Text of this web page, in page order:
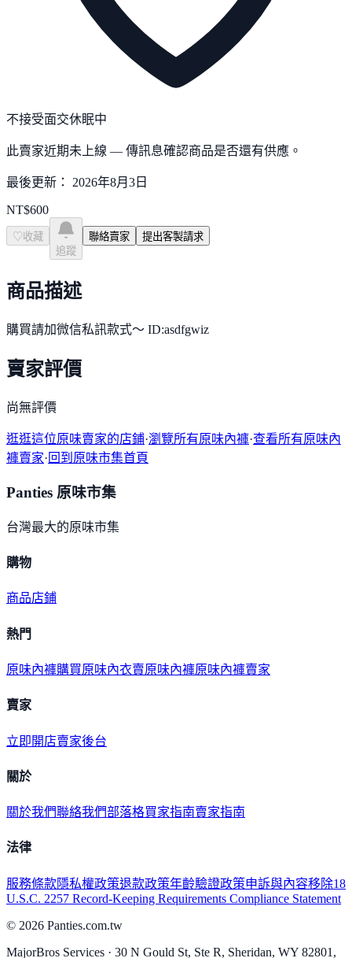
不接受面交休眠中
此賣家近期未上線 — 傳訊息確認商品是否還有供應。
最後更新： 2026年8月3日
NT$600
♡ 收藏
追蹤
聯絡賣家 提出客製請求
商品描述
購買請加微信私訊款式～ ID:asdfgwiz
賣家評價
尚無評價
逛逛這位原味賣家的店鋪·瀏覽所有原味內褲·查看所有原味內
褲賣家·回到原味市集首頁
Panties 原味市集
台灣最大的原味市集
購物
商品店鋪
熱門
原味內褲購買原味內衣賣原味內褲原味內褲賣家
賣家
立即開店賣家後台
關於
關於我們聯絡我們部落格買家指南賣家指南
法律
服務條款隱私權政策退款政策年齡驗證政策申訴與內容移除18
U.S.C. 2257 Record-Keeping Requirements Compliance Statement
© 2026 Panties.com.tw
MajorBros Services · 30 N Gould St, Ste R, Sheridan, WY 82801,